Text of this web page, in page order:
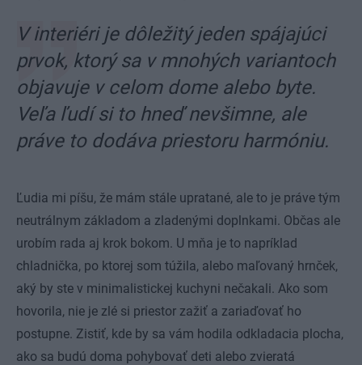
V interiéri je dôležitý jeden spájajúci
prvok, ktorý sa v mnohých variantoch
objavuje v celom dome alebo byte.
Veľa ľudí si to hneď nevšimne, ale
práve to dodáva priestoru harmóniu.
Ľudia mi píšu, že mám stále upratané, ale to je práve tým
neutrálnym základom a zladenými doplnkami. Občas ale
urobím rada aj krok bokom. U mňa je to napríklad
chladnička, po ktorej som túžila, alebo maľovaný hrnček,
aký by ste v minimalistickej kuchyni nečakali. Ako som
hovorila, nie je zlé si priestor zažiť a zariaďovať ho
postupne. Zistiť, kde by sa vám hodila odkladacia plocha,
ako sa budú doma pohybovať deti alebo zvieratá